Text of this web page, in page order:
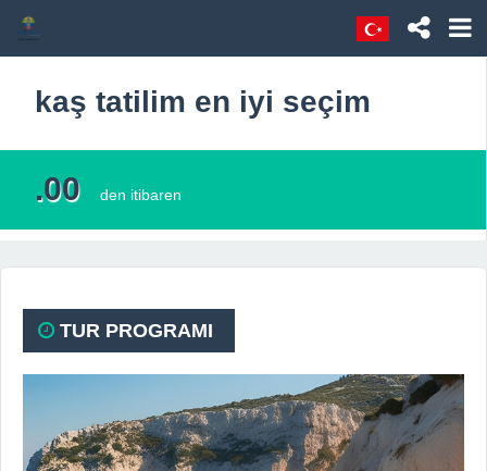
kaş tatilim en iyi seçim
.00 den itibaren
TUR PROGRAMI